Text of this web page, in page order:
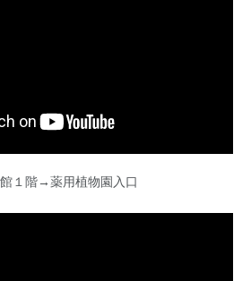
１階→薬用植物園入口